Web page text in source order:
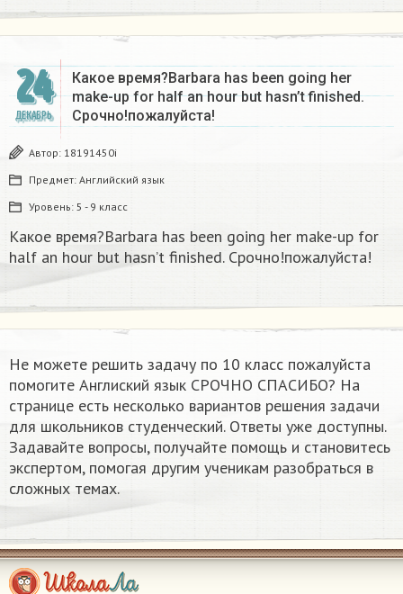
24
ДЕКАБРЬ
Какое время?Barbara has been going her
make-up for half an hour but hasn’t finished.
Срочно!пожалуйста!
Автор: 18191450i
Предмет: Английский язык
Уровень: 5 - 9 класс
Какое время?Barbara has been going her make-up for
half an hour but hasn’t finished. Срочно!пожалуйста!
Не можете решить задачу по 10 класс пожалуйста
помогите Англиский язык СРОЧНО СПАСИБО? На
странице есть несколько вариантов решения задачи
для школьников студенческий. Ответы уже доступны.
Задавайте вопросы, получайте помощь и становитесь
экспертом, помогая другим ученикам разобраться в
сложных темах.